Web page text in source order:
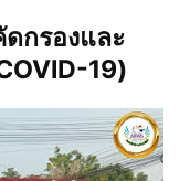
กรองและ
19)